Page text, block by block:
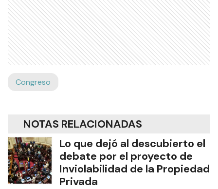
Congreso
NOTAS RELACIONADAS
Lo que dejó al descubierto el
debate por el proyecto de
Inviolabilidad de la Propiedad
Privada